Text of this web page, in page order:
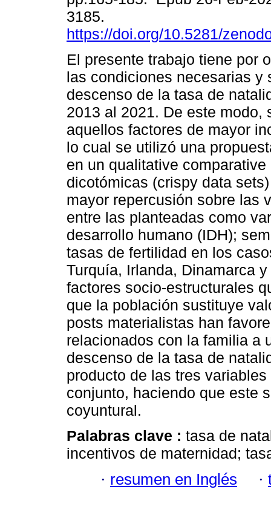
3185.
https://doi.org/10.5281/
El presente trabajo tiene por
las condiciones necesarias y
descenso de la tasa de
2013 al 2021. De este
aquellos factores de mayor
lo cual se utilizó una
en un qualitative
dicotómicas (crispy data
mayor repercusión sobre las
entre las planteadas como
desarrollo humano (IDH);
tasas de fertilidad en los
Turquía, Irlanda, Dinamarca
factores socio-estructurales
que la población sustituye
posts materialistas han
relacionados con la familia a
descenso de la tasa de
producto de las tres
conjunto, haciendo que este
coyuntural.
Palabras clave : tasa de
incentivos de maternidad;
· resumen en Inglés ·